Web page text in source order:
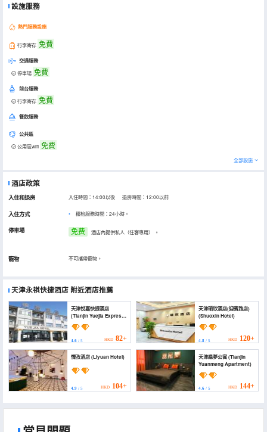
設施服務
熱門服務設施
行李寄存 免費
交通服務
停車場 免費
前台服務
行李寄存 免費
餐飲服務
公共區
公用區wifi 免費
全部設施
酒店政策
入住和退房 入住時間：14:00以後 退房時間：12:00以前
入住方式 櫃枱服務時間：24小時。
停車場 免费 酒店內提供私人（住客專用） 。
寵物 不可攜帶寵物。
天津永祺快捷酒店 附近酒店推薦
天津悅嘉快捷酒店
(Tianjin Yuejia Express
Hotel)
4.6 / 5 HKD 82+
天津碩欣酒店(迎賓路店)
(Shuoxin Hotel)
4.8/ 5 HKD 120+
慄孜酒店 (Liyuan Hotel)
4.9 / 5 HKD 104+
天津緣夢公寓 (Tianjin
Yuanmeng Apartment)
4.6/ 5 HKD 144+